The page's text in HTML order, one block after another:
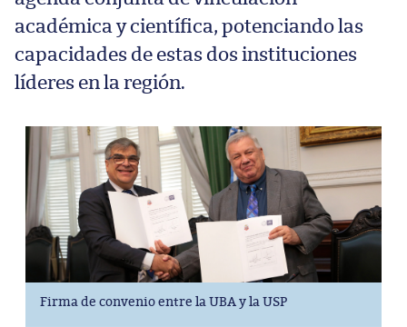
académica y científica, potenciando las
capacidades de estas dos instituciones
líderes en la región.
Firma de convenio entre la UBA y la USP